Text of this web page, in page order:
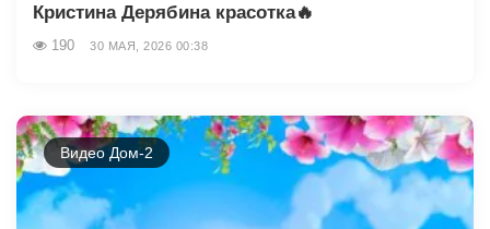
Кристина Дерябина красотка🔥
190 30 МАЯ, 2026 00:38
Видео Дом-2